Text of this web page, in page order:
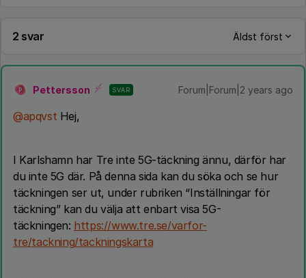
2 svar Äldst först
P Pettersson SVAR Forum|Forum|2 years ago
@apqvst Hej,
I Karlshamn har Tre inte 5G-täckning ännu, därför har
du inte 5G där. På denna sida kan du söka och se hur
täckningen ser ut, under rubriken “Inställningar för
täckning” kan du välja att enbart visa 5G-
täckningen: https://www.tre.se/varfor-
tre/tackning/tackningskarta